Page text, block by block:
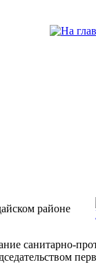
районе
санитарно-